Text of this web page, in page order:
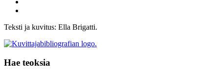
Teksti ja kuvitus: Ella Brigatti.
Hae teoksia